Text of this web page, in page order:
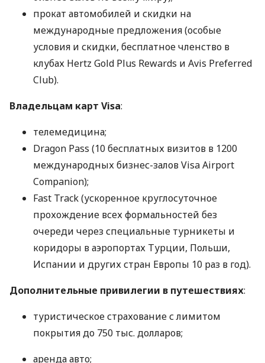
прокат автомобилей и скидки на
международные предложения (особые
условия и скидки, бесплатное членство в
клубах Hertz Gold Plus Rewards и Avis Preferred
Club).
Владельцам карт Visa:
телемедицина;
Dragon Pass (10 бесплатных визитов в 1200
международных бизнес-залов Visa Airport
Companion);
Fast Track (ускоренное круглосуточное
прохождение всех формальностей без
очереди через специальные турникеты и
коридоры в аэропортах Турции, Польши,
Испании и других стран Европы 10 раз в год).
Дополнительные привилегии в путешествиях:
туристическое страхование с лимитом
покрытия до 750 тыс. долларов;
аренда авто;